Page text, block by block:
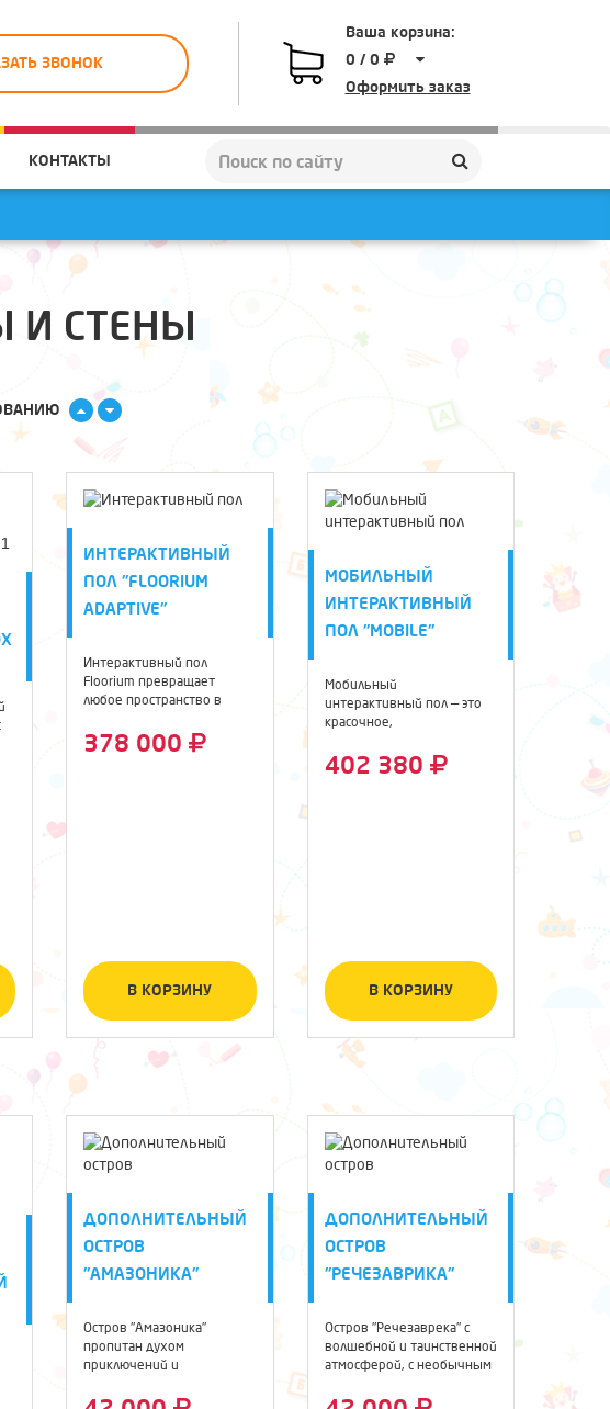
ЗВОНОК
Ваша корзина:
0 / 0
Оформить заказ
КОНТАКТЫ
И СТЕНЫ
ИНТЕРАКТИВНЫЙ
ПОЛ "FLOORIUM
ADAPTIVE"
Интерактивный пол
Floorium превращает
любое пространство в
378 000
В КОРЗИНУ
МОБИЛЬНЫЙ
ИНТЕРАКТИВНЫЙ
ПОЛ "MOBILE"
Мобильный
интерактивный пол — это
красочное,
компьютером ...
402 380
В КОРЗИНУ
ДОПОЛНИТЕЛЬНЫЙ
ОСТРОВ
"АМАЗОНИКА"
Остров "Амазоника"
пропитан духом
приключений и
ДОПОЛНИТЕЛЬНЫЙ
ОСТРОВ
"РЕЧЕЗАВРИКА"
Остров "Речезаврека" с
волшебной и таинственной
атмосферой, с необычным